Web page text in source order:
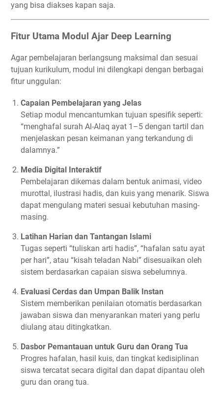
yang bisa diakses kapan saja.
Fitur Utama Modul Ajar Deep Learning
Agar pembelajaran berlangsung maksimal dan sesuai
tujuan kurikulum, modul ini dilengkapi dengan berbagai
fitur unggulan:
Capaian Pembelajaran yang Jelas
Setiap modul mencantumkan tujuan spesifik seperti:
“menghafal surah Al-Alaq ayat 1–5 dengan tartil dan
menjelaskan pesan keimanan yang terkandung di
dalamnya.”
Media Digital Interaktif
Pembelajaran dikemas dalam bentuk animasi, video
murottal, ilustrasi hadis, dan kuis yang menarik. Siswa
dapat mengulang materi sesuai kebutuhan masing-
masing.
Latihan Harian dan Tantangan Islami
Tugas seperti “tuliskan arti hadis”, “hafalan satu ayat
per hari”, atau “kisah teladan Nabi” disesuaikan oleh
sistem berdasarkan capaian siswa sebelumnya.
Evaluasi Cerdas dan Umpan Balik Instan
Sistem memberikan penilaian otomatis berdasarkan
jawaban siswa dan menyarankan materi yang perlu
diulang atau ditingkatkan.
Dasbor Pemantauan untuk Guru dan Orang Tua
Progres hafalan, hasil kuis, dan tingkat kedisiplinan
siswa tercatat secara digital dan dapat dipantau oleh
guru dan orang tua.